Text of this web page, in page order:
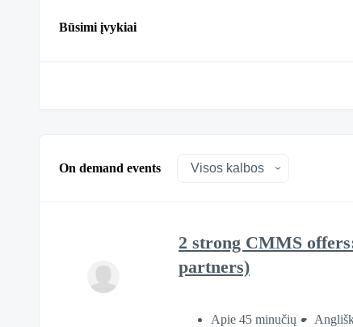
Būsimi įvykiai
On demand events
2 strong CMMS
partners)
Apie 45 minučių